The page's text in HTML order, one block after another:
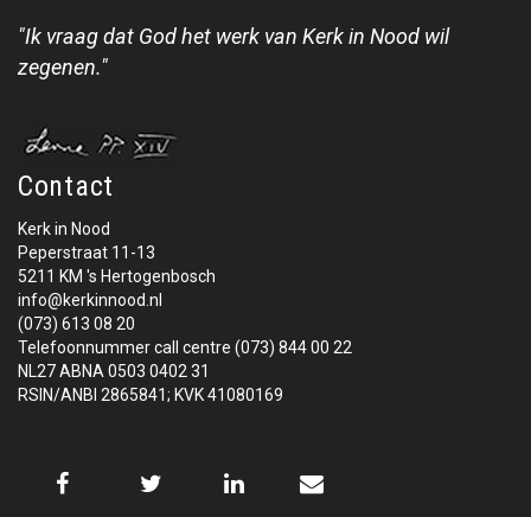
"Ik vraag dat God het werk van Kerk in Nood wil
zegenen."
Contact
Kerk in Nood
Peperstraat 11-13
5211 KM 's Hertogenbosch
info@kerkinnood.nl
(073) 613 08 20
Telefoonnummer call centre (073) 844 00 22
NL27 ABNA 0503 0402 31
RSIN/ANBI 2865841; KVK 41080169